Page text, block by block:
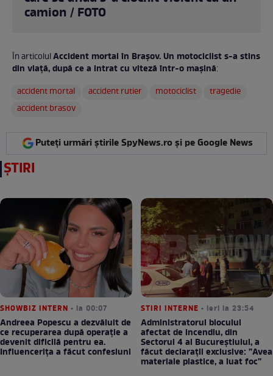
camion / FOTO
În articolulAccident mortal în Brașov. Un motociclist s-a stins
din viață, după ce a intrat cu viteză într-o mașină:
accident mortal
accident rutier motociclist
tragedie
accident brasov
Puteți urmări știrile SpyNews.ro și pe Google News
ȘTIRI
SHOWBIZ INTERN • la 00:07
Andreea Popescu a dezvăluit de
ce recuperarea după operație a
devenit dificilă pentru ea.
Influencerița a făcut confesiuni
STIRI INTERNE • ieri la 23:54
Administratorul blocului
afectat de incendiu, din
Sectorul 4 al Bucureștiului, a
făcut declarații exclusive: ”Avea
materiale plastice, a luat foc”